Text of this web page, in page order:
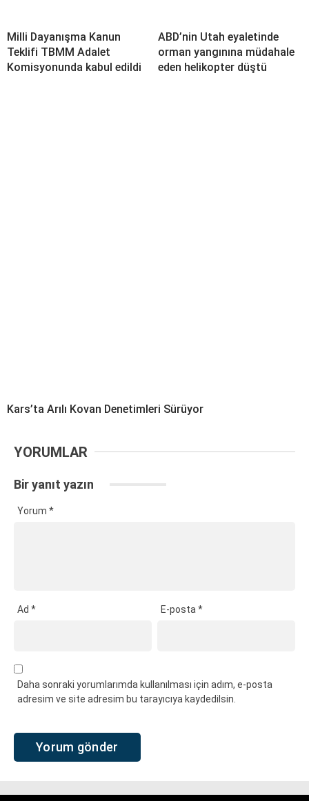
Milli Dayanışma Kanun
Teklifi TBMM Adalet
Komisyonunda kabul edildi
ABD’nin Utah eyaletinde
orman yangınına müdahale
eden helikopter düştü
Kars’ta Arılı Kovan Denetimleri Sürüyor
YORUMLAR
Bir yanıt yazın
Yorum *
Ad * E-posta*
Daha sonraki yorumlarımda kullanılması için adım, e-posta
adresim ve site adresim bu tarayıcıya kaydedilsin.